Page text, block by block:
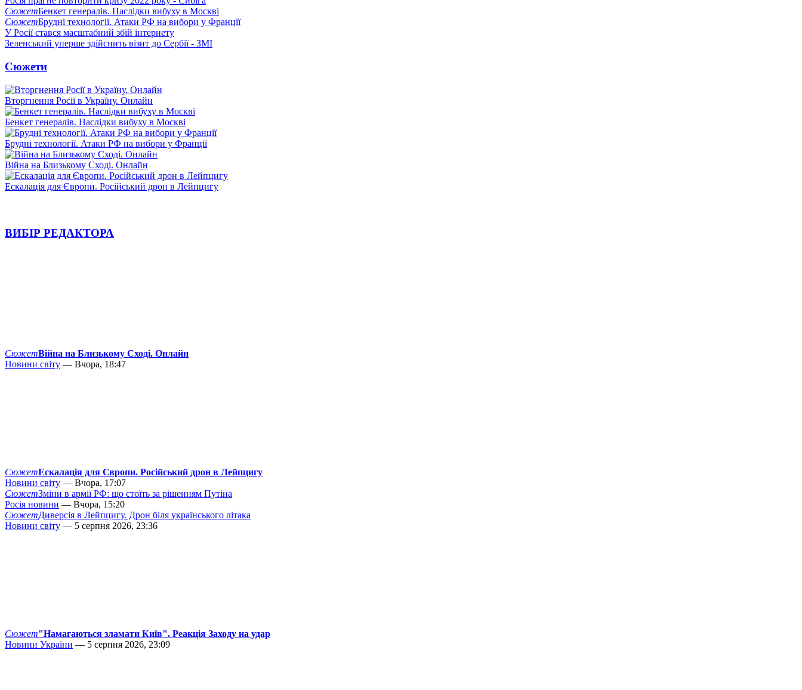
СюжетБенкет генералів. Наслідки вибуху в Москві
СюжетБрудні технології. Атаки РФ на вибори у Франції
У Росії стався масштабний збій інтернету
Зеленський уперше здійснить візит до Сербії - ЗМІ
Сюжети
Вторгнення Росії в Україну. Онлайн
Бенкет генералів. Наслідки вибуху в Москві
Брудні технології. Атаки РФ на вибори у Франції
Війна на Близькому Сході. Онлайн
Ескалація для Європи. Російський дрон в Лейпцигу
ВИБІР РЕДАКТОРА
СюжетВійна на Близькому Сході. Онлайн
Новини світу — Вчора, 18:47
СюжетЕскалація для Європи. Російський дрон в Лейпцигу
Новини світу — Вчора, 17:07
СюжетЗміни в армії РФ: що стоїть за рішенням Путіна
Росія новини — Вчора, 15:20
СюжетДиверсія в Лейпцигу. Дрон біля українського літака
Новини світу — 5 серпня 2026, 23:36
Сюжет"Намагаються зламати Київ". Реакція Заходу на удар
Новини України — 5 серпня 2026, 23:09